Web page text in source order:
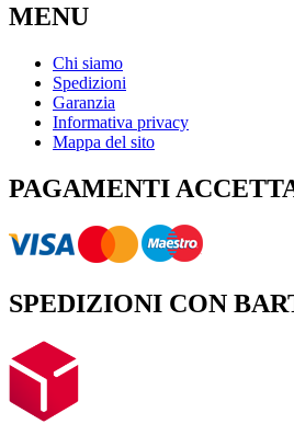
MENU
Chi siamo
Spedizioni
Garanzia
Informativa privacy
Mappa del sito
PAGAMENTI
SPEDIZIONI CON